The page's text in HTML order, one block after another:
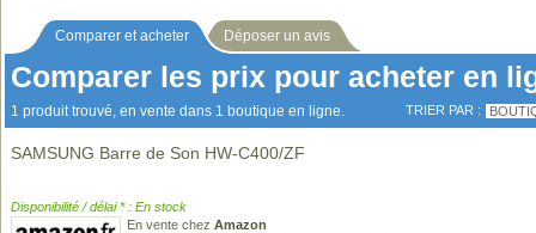
Comparer et acheter Déposer un avis
Comparer les prix pour acheter en
1 produit trouvé, en vente dans 1 boutique en ligne. TRIER PAR :
SAMSUNG Barre de Son HW-C400/ZF
Disponibilité / délai * : En stock
En vente chez Amazon